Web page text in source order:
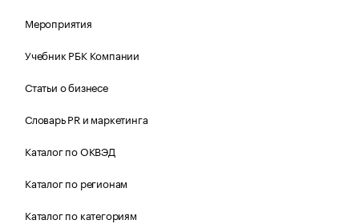
Мероприятия
Учебник РБК Компании
Статьи о бизнесе
Словарь PR и маркетинга
Каталог по ОКВЭД
Каталог по регионам
Каталог по категориям